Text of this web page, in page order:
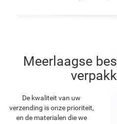
Meerlaagse
De kwaliteit van uw
verzending is onze prioriteit,
en de materialen die we